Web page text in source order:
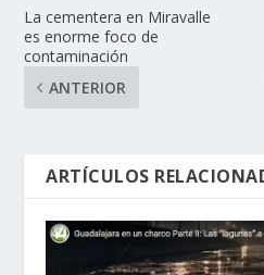
La cementera en Miravalle
es enorme foco de
contaminación
ANTERIOR
ARTÍCULOS